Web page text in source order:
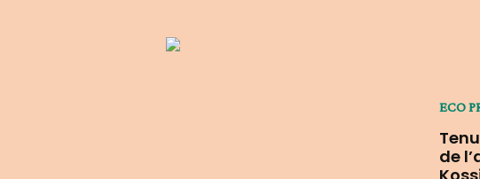
ECO
de